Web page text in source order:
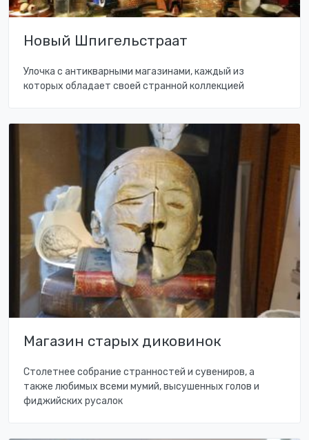
Новый Шпигельстраат
Улочка с антикварными магазинами, каждый из
которых обладает своей странной коллекцией
Магазин старых диковинок
Столетнее собрание странностей и сувениров, а
также любимых всеми мумий, высушенных голов и
фиджийских русалок